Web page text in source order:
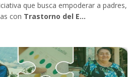
que busca empoderar a padres,
con Trastorno del E...